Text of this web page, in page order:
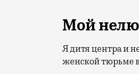
Мой
Я дитя центра и
женской тюрьме